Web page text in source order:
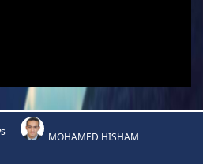
MOHAMED HISHAM